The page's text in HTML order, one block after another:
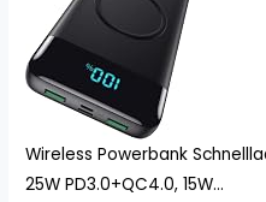
Wireless Powerbank
25W PD3.0+QC4.0, 15W...